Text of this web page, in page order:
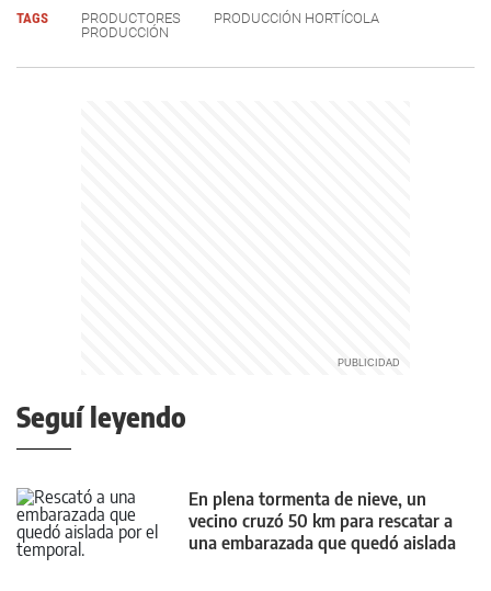
TAGS PRODUCTORES
PRODUCCIÓN HORTÍCOLA
PRODUCCIÓN
Seguí leyendo
En plena tormenta de nieve, un
vecino cruzó 50 km para rescatar a
una embarazada que quedó aislada